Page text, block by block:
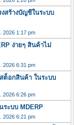
สร้างบัญชีในระบบ
2026 1:17 pm
ง่ายๆ สินค้าไม่
2026 6:31 pm
ต็อกสินค้า ในระบบ
2026 6:26 pm
ะบบ MDERP
2026 6:21 pm